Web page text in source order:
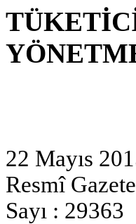
22 Mayıs
Resmî Gazete
Sayı : 29363